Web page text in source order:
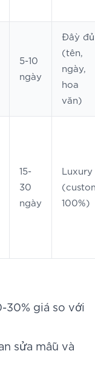
5-10
ngày
Đầy đủ
(tên,
ngày,
hoa
văn)
15-
30
ngày
Luxury
100%)
30% giá so với
sửa mẫu và